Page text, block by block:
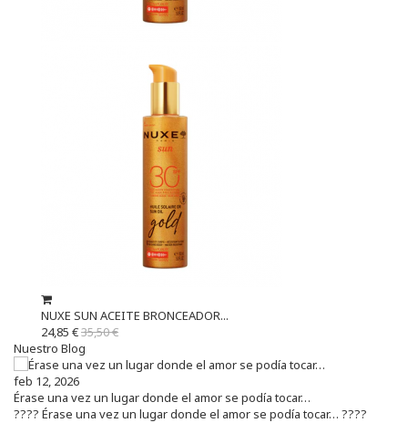
NUXE SUN ACEITE BRONCEADOR...
24,85 €35,50 €
Nuestro Blog
feb 12, 2026
Érase una vez un lugar donde el amor se podía tocar…
???? Érase una vez un lugar donde el amor se podía tocar… ????